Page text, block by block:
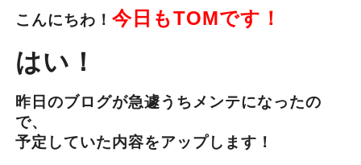
こんにちわ！ 今日もTOMです！
はい！
昨日のブログが急遽うちメンテになったの
で、
予定していた内容をアップします！